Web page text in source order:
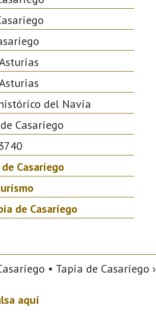
del Navia
Casariego
Casariego
de Casariego
• Tapia de Casariego ›
aquí